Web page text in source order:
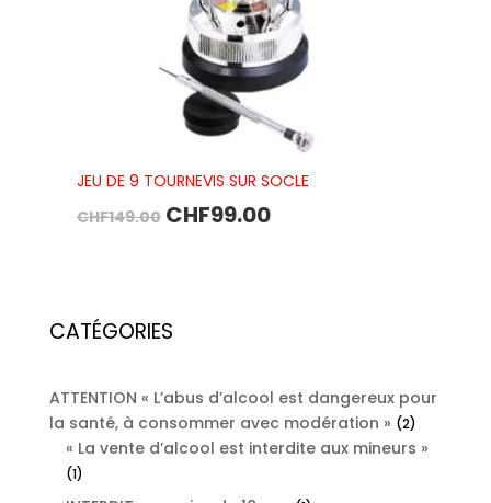
JEU DE 9 TOURNEVIS SUR SOCLE
CHF149.00 CHF99.00
CATÉGORIES
ATTENTION « L’abus d’alcool est dangereux pour
la santé, à consommer avec modération »
22
products
« La vente d’alcool est interdite aux mineurs »
11
product